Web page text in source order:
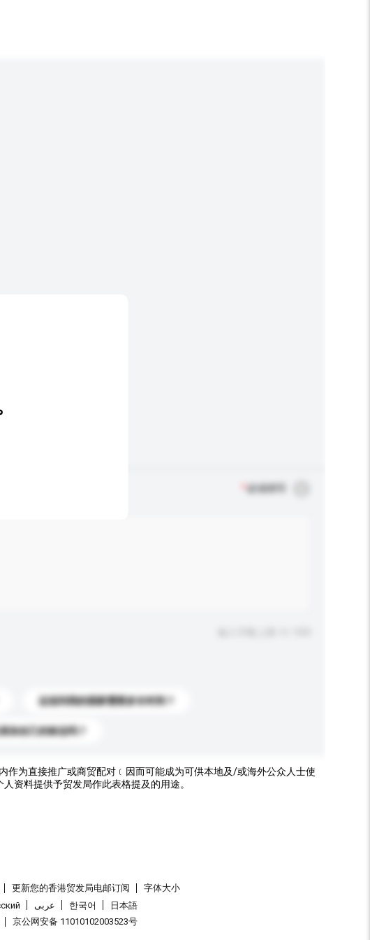
必须填写
运送到我的国家需要多长时间？
加自己的标志吗？
作为直接推广或商贸配对﹝因而可能成为可供本地及/或海外公众人士使
资料提供予贸发局作此表格提及的用途。
更新您的香港贸发局电邮订阅
字体大小
عربى 한국어
日本語
京公网安备 11010102003523号